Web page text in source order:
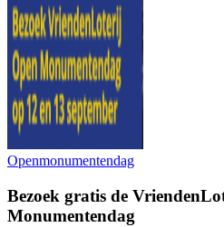
Openmonumentendag
Bezoek gratis de
Monumentendag